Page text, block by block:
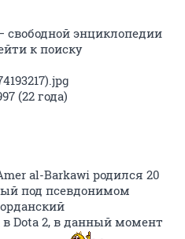
энциклопедии
к поиску
(22 года)
al-Barkawi родился 20
под псевдонимом
Dota 2, в данный момент